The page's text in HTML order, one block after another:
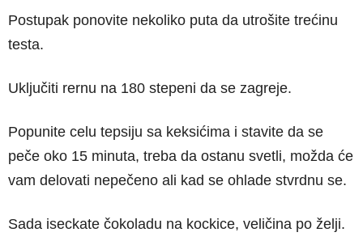
Postupak ponovite nekoliko puta da utrošite trećinu
testa.
Uključiti rernu na 180 stepeni da se zagreje.
Popunite celu tepsiju sa keksićima i stavite da se
peče oko 15 minuta, treba da ostanu svetli, možda će
vam delovati nepečeno ali kad se ohlade stvrdnu se.
Sada iseckate čokoladu na kockice, veličina po želji.